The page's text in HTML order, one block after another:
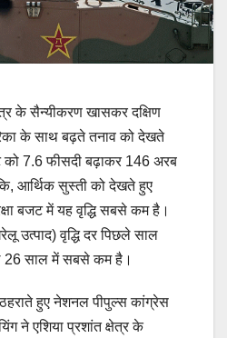
के सैन्यीकरण खासकर दक्षिण
के साथ बढ़ते तनाव को देखते
को 7.6 फीसदी बढ़ाकर 146 अरब
आर्थिक सुस्ती को देखते हुए
बजट में यह वृद्धि सबसे कम है।
उत्पाद) वृद्धि दर पिछले साल
26 साल में सबसे कम है।
ठहराते हुए नेशनल पीपुल्स कांग्रेस
ने एशिया प्रशांत क्षेत्र के